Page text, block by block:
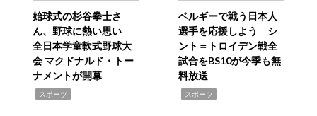
始球式の杉谷拳士さ
ん、野球に熱い思い
全日本学童軟式野球大
会 マクドナルド・トー
ナメントが開幕
スポーツ
ベルギーで戦う日本人
選手を応援しよう シ
ント＝トロイデン戦全
試合をBS10が今季も無
料放送
スポーツ